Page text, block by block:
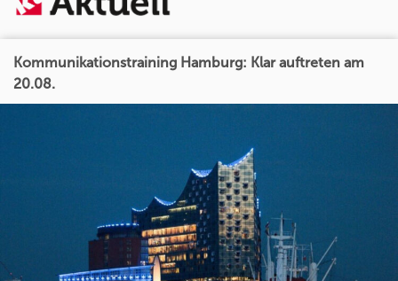
Kommunikationstraining Hamburg: Klar auftreten am
20.08.